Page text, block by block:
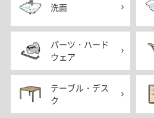
洗面
パーツ・ハード
ウェア
テーブル・デス
ク